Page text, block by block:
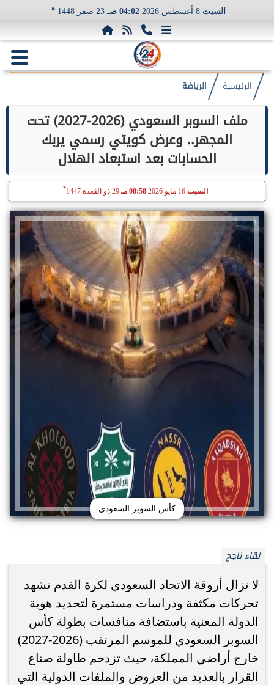
السبت 8 أغسطس 2026 04:02 صـ 23 صفر 1448 هـ
الرئيسية الرياضة
ملف السوبر السعودي (2026-2027) تحت
المجهر.. وعرض كويتي رسمي يربك
الحسابات بعد استبعاد الهلال
السبت 08:58 مـ 29 ذو القعدة 1447
هـ
كأس السوبر السعودي
لقاء ناجح
لا تزال أروقة الاتحاد السعودي لكرة القدم تشهد
تحركات مكثفة ودراسات مستمرة لتحديد هوية
الدولة المعنية باستضافة منافسات بطولة كأس
السوبر السعودي للموسم المرتقب (2026-2027)
خارج أراضي المملكة، حيث تزدحم طاولة صناع
القرار بالعديد من العروض والملفات الدولية التي